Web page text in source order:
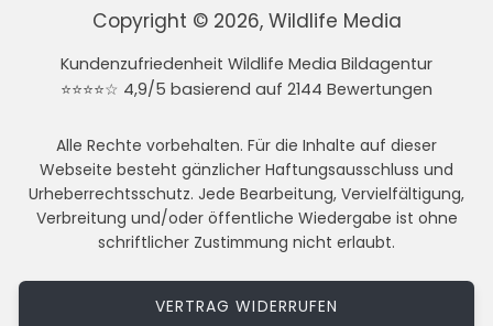
Copyright © 2026, Wildlife Media
Kundenzufriedenheit Wildlife Media Bildagentur
⭐⭐⭐⭐☆ 4,9/5 basierend auf 2144 Bewertungen
Alle Rechte vorbehalten. Für die Inhalte auf dieser
Webseite besteht gänzlicher Haftungsausschluss und
Urheberrechtsschutz. Jede Bearbeitung, Vervielfältigung,
Verbreitung und/oder öffentliche Wiedergabe ist ohne
schriftlicher Zustimmung nicht erlaubt.
VERTRAG WIDERRUFEN